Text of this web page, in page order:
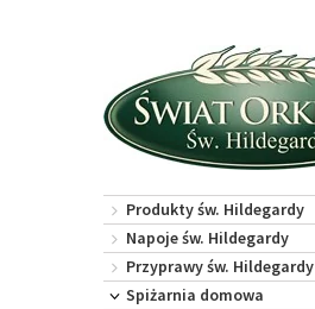
Produkty św. Hildegardy
Napoje św. Hildegardy
Przyprawy św. Hildegardy
Spiżarnia domowa